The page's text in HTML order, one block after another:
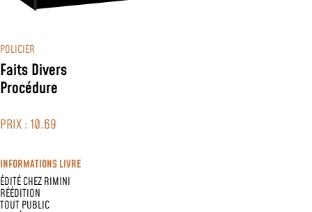
POLICIER
Faits Divers
Procédure
PRIX : 10.69
INFORMATIONS LIVRE
ÉDITÉ CHEZRIMINI
RÉÉDITION
TOUT PUBLIC